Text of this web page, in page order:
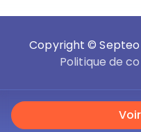
Copyright ©
Politique de